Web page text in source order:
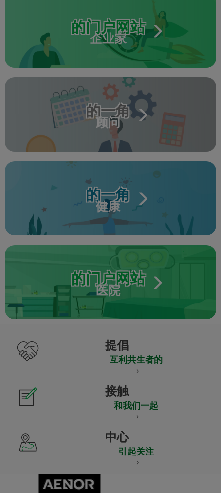
的门户网站
企业家
的一角
顾问
的一角
健康
的门户网站
医院
提倡
互利共生者的
接触
和我们一起
中心
引起关注